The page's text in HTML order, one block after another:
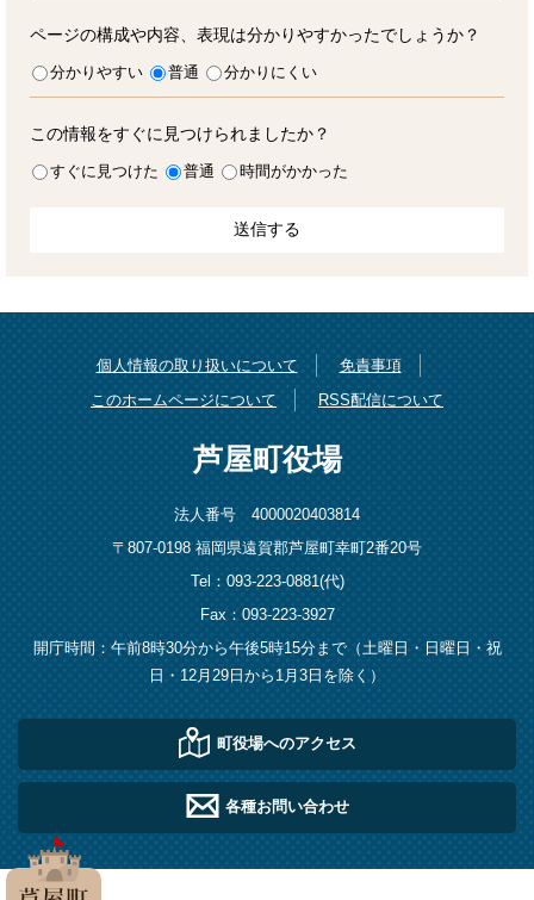
ページの構成や内容、表現は分かりやすかったでしょうか？
分かりやすい 普通 分かりにくい
この情報をすぐに見つけられましたか？
すぐに見つけた 普通 時間がかかった
個人情報の取り扱いについて
免責事項
このホームページについて
RSS配信について
芦屋町役場
法人番号 4000020403814
〒807-0198 福岡県遠賀郡芦屋町幸町2番20号
Tel：093-223-0881(代)
Fax：093-223-3927
開庁時間：午前8時30分から午後5時15分まで（土曜日・日曜日・祝
日・12月29日から1月3日を除く）
町役場へのアクセス
各種お問い合わせ